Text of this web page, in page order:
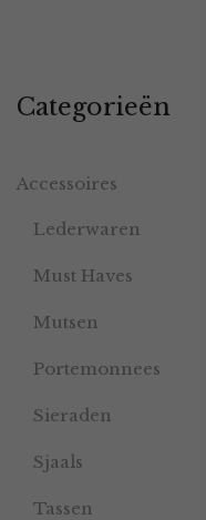
Categorieën
Accessoires
Lederwaren
Must Haves
Mutsen
Portemonnees
Sieraden
Sjaals
Tassen